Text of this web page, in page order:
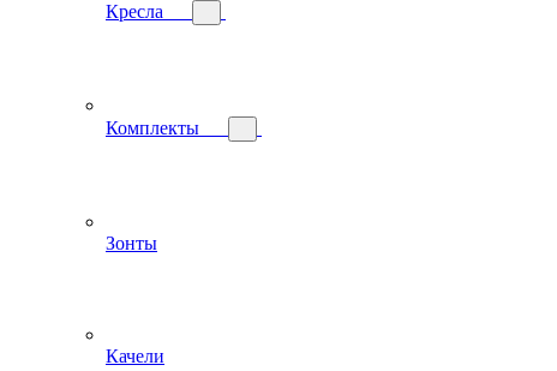
Кресла
Комплекты
Зонты
Качели